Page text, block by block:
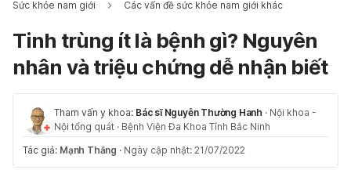
Sức khỏe nam giới Các vấn đề sức khỏe nam giới khác
Tinh trùng ít là bệnh gì? Nguyên
nhân và triệu chứng dễ nhận biết
Tham vấn y khoa: Bác sĩ Nguyễn Thường Hanh · Nội khoa -
Nội tổng quát · Bệnh Viện Đa Khoa Tỉnh Bắc Ninh
Tác giả: Mạnh Thắng · Ngày cập nhật: 21/07/2022